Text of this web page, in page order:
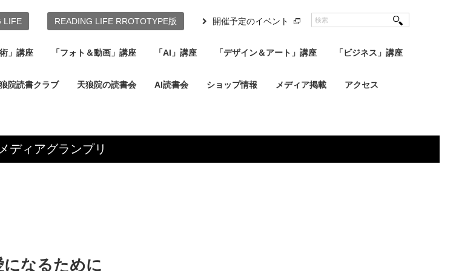
術」講座 「フォト＆動画」講座 「AI」講座 「デザイン＆アート」講座 「ビジネス」講座
院読書クラブ 天狼院の読書会 AI読書会 ショップ情報 メディア掲載 アクセス
LIFE READING LIFE RROTOTYPE版 開催予定のイベント
メディアグランプリ
なるために